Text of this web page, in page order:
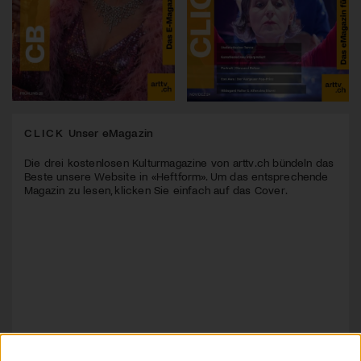
CLICK Unser eMagazin
Die drei kostenlosen Kulturmagazine von arttv.ch bündeln das
Beste unsere Website in «Heftform». Um das entsprechende
Magazin zu lesen, klicken Sie einfach auf das Cover.